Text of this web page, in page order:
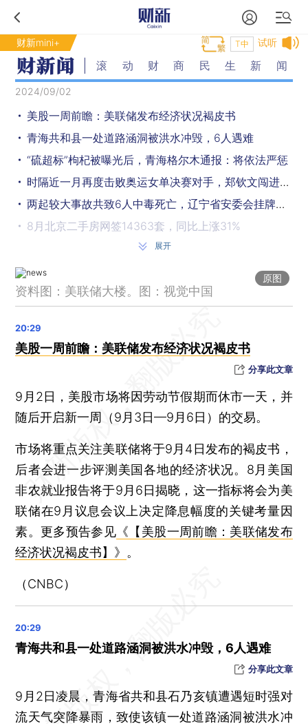
财新mini+ 试听
T中
滚动财商民生新闻
2024/09/02
美股一周前瞻：美联储发布经济状况褐皮书
青海共和县一处道路涵洞被洪水冲毁，6人遇难
“硫超标”枸杞被曝光后，青海格尔木通报：将依法严惩
时隔近一月再度击败奥运女单决赛对手，郑钦文闯进美网八强
两起较大事故共致6人中毒死亡，辽宁省安委会挂牌督办
8月北京二手房网签14363套，同比上涨31%
8月财新中国制造业PMI升至50.4 重回扩张区间
巴黎市长：奥运五环将留在埃菲尔铁塔上
晨读荐闻（国内、国际、市场消息26条）
8月央行国债现券“买短卖长” 净买入债券面值1000亿元
资金无法覆盖一年内短债 万科称要在经营端和融资端争取更多现金流
市场“内冷外热” 白电龙头海外增收
上半年快递公司市占率波动 价格战是否会持续？
恒大汽车上半年仅交付约40辆 净亏损同比扩大近200%
长城汽车上半年净利润增长逾400% 海外市场贡献显著
展开
原图
资料图：美联储大楼。图：视觉中国
美股一周前瞻：美联储发布经济状况褐皮书
分享此文章
9月2日，美股市场将因劳动节假期而休市一天，并
随后开启新一周（9月3日—9月6日）的交易。
市场将重点关注美联储将于9月4日发布的褐皮书，
后者会进一步评测美国各地的经济状况。8月美国
非农就业报告将于9月6日揭晓，这一指标将会为美
联储在9月议息会议上决定降息幅度的关键考量因
素。更多预告参见 《【美股一周前瞻：美联储发布
经济状况褐皮书】》 。
（CNBC）
青海共和县一处道路涵洞被洪水冲毁，6人遇难
分享此文章
9月2日凌晨，青海省共和县石乃亥镇遭遇短时强对
流天气突降暴雨，致使该镇一处道路涵洞被洪水冲